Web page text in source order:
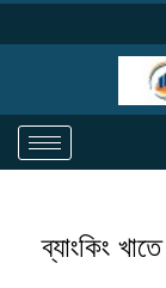
ব্যাংকিং